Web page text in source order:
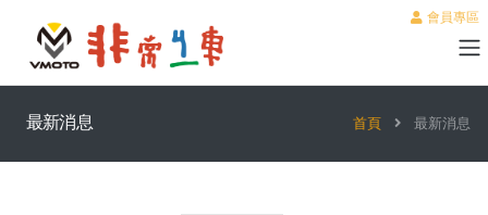
會員專區
最新消息 首頁 最新消息